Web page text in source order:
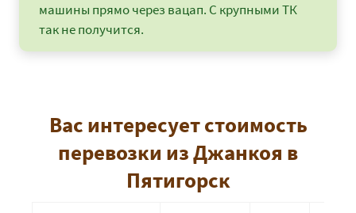
машины прямо через вацап. С крупными ТК
так не получится.
Вас интересует стоимость
перевозки из Джанкоя в
Пятигорск